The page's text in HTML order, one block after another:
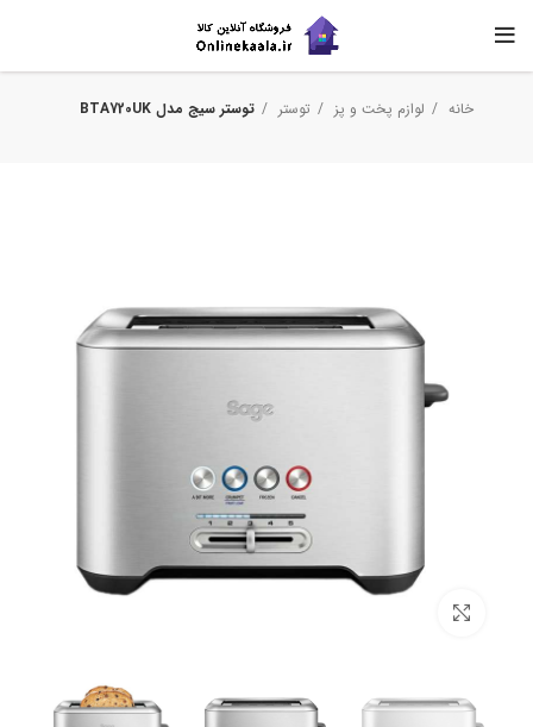
خانه لوازم پخت و پز توستر توستر سیج مدل BTA720UK